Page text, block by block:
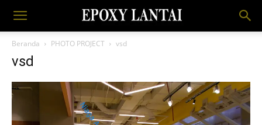
Beranda PHOTO PROJECT vsd
vsd